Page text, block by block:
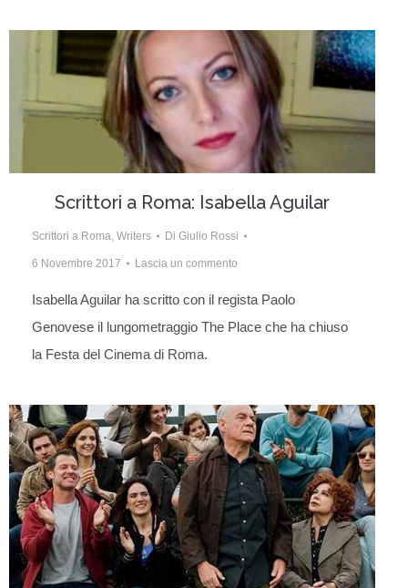
Scrittori a Roma: Isabella Aguilar
Scrittori a Roma Writers Di Giulio Rossi
6 Novembre 2017 Lascia un commento
Isabella Aguilar ha scritto con il regista Paolo
Genovese il lungometraggio The Place che ha chiuso
la Festa del Cinema di Roma.